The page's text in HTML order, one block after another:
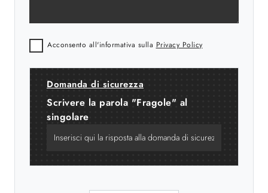
Acconsento all'informativa sulla Privacy Policy
Domanda di sicurezza
Scrivere la parola "Fragole" al
singolare